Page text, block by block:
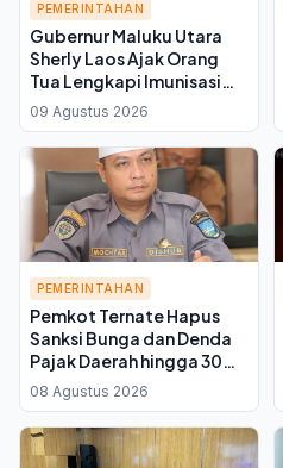
PEMERINTAHAN
Gubernur Maluku Utara
Sherly Laos Ajak Orang
Tua Lengkapi Imunisasi
Anak, Waspadai KLB
Difteri dan Polio 2025
09 Agustus 2026
PEMERINTAHAN
Pemkot Ternate Hapus
Sanksi Bunga dan Denda
Pajak Daerah hingga 30
September 2026, Cukup
Bayar Pokok
08 Agustus 2026